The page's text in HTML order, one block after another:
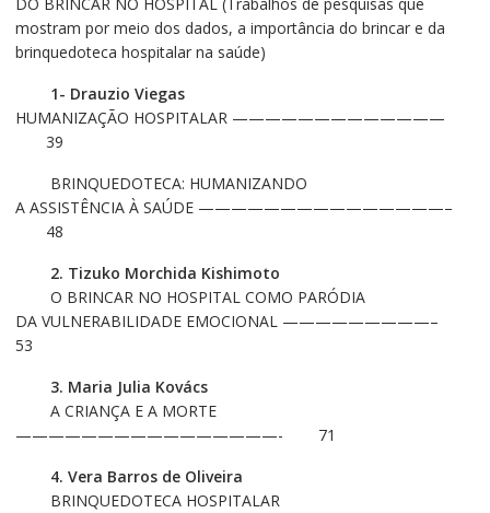
DO BRINCAR NO HOSPITAL (Trabalhos de pesquisas que
mostram por meio dos dados, a importância do brincar e da
brinquedoteca hospitalar na saúde)
1- Drauzio Viegas
HUMANIZAÇÃO HOSPITALAR —————————————
39
BRINQUEDOTECA: HUMANIZANDO
A ASSISTÊNCIA À SAÚDE ———————————————–
48
2. Tizuko Morchida Kishimoto
O BRINCAR NO HOSPITAL COMO PARÓDIA
DA VULNERABILIDADE EMOCIONAL —————————–
53
3. Maria Julia Kovács
A CRIANÇA E A MORTE
————————————————- 71
4. Vera Barros de Oliveira
BRINQUEDOTECA HOSPITALAR